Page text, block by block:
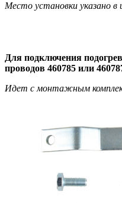
Место установки указано в
Для подключения
проводов 460785 или
Идет с монтажным